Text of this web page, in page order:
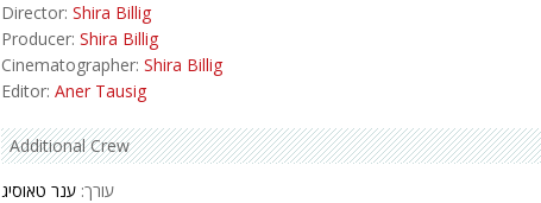
Director: Shira Billig
Producer: Shira Billig
Cinematographer: Shira Billig
Editor: Aner Tausig
Additional Crew
עורך: ענר טאוסיג